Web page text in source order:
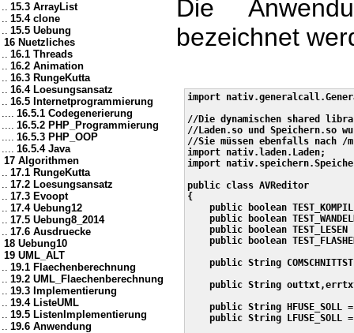
.. 15.3 ArrayList
.. 15.4 clone
.. 15.5 Uebung
16 Nuetzliches
.. 16.1 Threads
.. 16.2 Animation
.. 16.3 RungeKutta
.. 16.4 Loesungsansatz
.. 16.5 Internetprogrammierung
.... 16.5.1 Codegenerierung
.... 16.5.2 PHP_Programmierung
.... 16.5.3 PHP_OOP
.... 16.5.4 Java
17 Algorithmen
.. 17.1 RungeKutta
.. 17.2 Loesungsansatz
.. 17.3 Evoopt
.. 17.4 Uebung12
.. 17.5 Uebung8_2014
.. 17.6 Ausdruecke
18 Uebung10
19 UML_ALT
.. 19.1 Flaechenberechnung
.. 19.2 UML_Flaechenberechnung
.. 19.3 Implementierung
.. 19.4 ListeUML
.. 19.5 ListenImplementierung
.. 19.6 Anwendung
Die
bezeichnet
import
//Die dynamischen shared
//Laden.so und Speichern.so
//Sie müssen ebenfalls nach /
import nativ.laden.Laden;
import
public class AVReditor
{
public boolean
public boolean
public boolean TEST_LESEN
public boolean
public String
public String
public String HFUSE_SOLL
public String LFUSE_SOLL